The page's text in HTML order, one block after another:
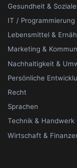
Gesundheit &
IT / Programmierung
Lebensmittel &
Marketing &
Nachhaltigkeit &
Persönliche
Recht
Sprachen
Technik & Handwerk
Wirtschaft &